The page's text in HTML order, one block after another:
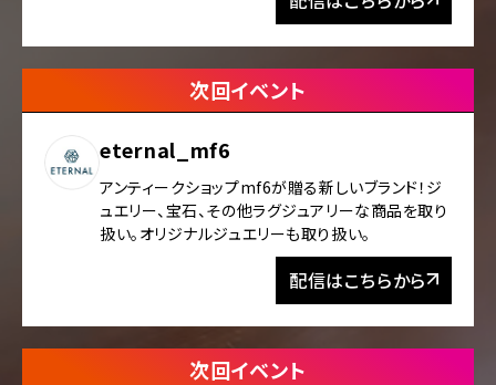
次回イベント
eternal_mf6
アンティークショップmf6が贈る新しいブランド！ジ
ュエリー、宝石、その他ラグジュアリーな商品を取り
扱い。オリジナルジュエリーも取り扱い。
配信はこちらから
次回イベント